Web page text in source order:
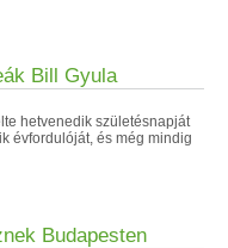
Bill Gyula
hetvenedik születésnapját
évfordulóját, és még mindig
Budapesten